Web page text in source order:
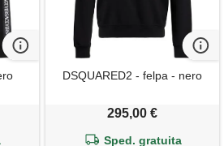
DSQUARED2 - felpa - nero
295,00 €
Sped. gratuita